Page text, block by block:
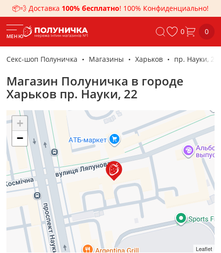
📦💨 Доставка 100% бесплатно! 100% Конфиденциально!
МЕНЮ 0 0
Секс-шоп Полуничка Магазины Харьков пр. Науки, 22
Магазин Полуничка в городе
Харьков пр. Науки, 22
+
−
Leaflet